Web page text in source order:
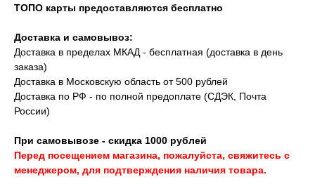
ТОПО карты предоставляются бесплатно
Доставка и самовывоз:
Доставка в пределах МКАД - бесплатная (доставка в день
заказа)
Доставка в Московскую область от 500 рублей
Доставка по РФ - по полной предоплате (СДЭК, Почта
России)
При самовывозе - скидка 1000 рублей
Перед посещением магазина, пожалуйста, свяжитесь с
менеджером, для подтверждения наличия товара.